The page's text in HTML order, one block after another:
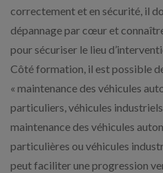
correctement et en sécurité, il
dépannage par cœur et
pour sécuriser le lieu
Côté formation, il est possible
« maintenance des véhicules
particuliers, véhicules
maintenance des véhicules
particulières ou véhicules
peut faciliter une progression